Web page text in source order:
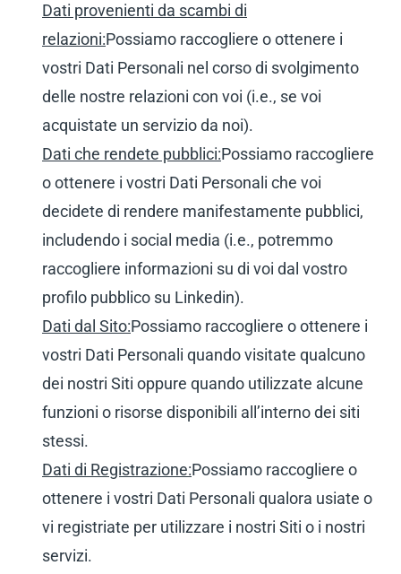
Dati provenienti da scambi di
relazioni:Possiamo raccogliere o ottenere i
vostri Dati Personali nel corso di svolgimento
delle nostre relazioni con voi (i.e., se voi
acquistate un servizio da noi).
Dati che rendete pubblici:Possiamo raccogliere
o ottenere i vostri Dati Personali che voi
decidete di rendere manifestamente pubblici,
includendo i social media (i.e., potremmo
raccogliere informazioni su di voi dal vostro
profilo pubblico su Linkedin).
Dati dal Sito:Possiamo raccogliere o ottenere i
vostri Dati Personali quando visitate qualcuno
dei nostri Siti oppure quando utilizzate alcune
funzioni o risorse disponibili all’interno dei siti
stessi.
Dati di Registrazione:Possiamo raccogliere o
ottenere i vostri Dati Personali qualora usiate o
vi registriate per utilizzare i nostri Siti o i nostri
servizi.